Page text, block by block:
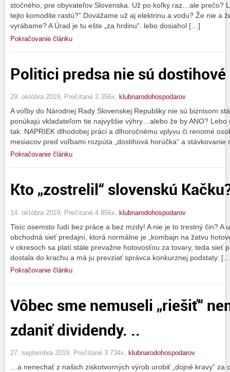
stočného, pre obyvateľov Slovenska. Už po koľký raz…ale prečo?
tejto komodite rastú?“ Dovážame už aj elektrinu a vodu? Že nie a
vyrábame? A Úrad je tu ešte „za hrdinu“. lebo dosiahol […]
Pokračovanie článku
Politici predsa nie sú dostihové
29. októbra 2019, Prečítané 2 356x, klubnarodohospodarov
A voľby do Národnej Rady Slovenskej Republiky nie sú biznisom
ponúkajú vkladateľom tie najvyššie výhry…alebo že by ANO?
tak: NAPRIEK dlhodobej práci a dlhoročnému vplyvu či renomé
mesiacov pred voľbami rozpúta „dostihová horúčka“ a
Pokračovanie článku
Kto „zostrelil“ slovenskú
14. októbra 2019, Prečítané 4 856x, klubnarodohospodarov
Tisíc osemsto ľudí bez práce a bez mzdy! A nie je to trestný čin? A
obchodná sieť predajní, ktorá normálne je „kombajn na žatvu
v okresoch sa platí stále prevažne hotovosťou za tovary, teda sieť
dostala do krachu a má ju prevziať správca konkurznej podstaty.
Pokračovanie článku
Vôbec sme nemuseli „riešiť“
zdaniť dividendy. ..
27. septembra 2019, Prečítané 3 734x, klubnarodohospodarov
…a nenechať z našich ziskotvorných výrob urobiť „dojné kravy“ za